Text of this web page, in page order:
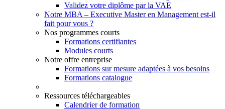
Validez votre diplôme par la VAE
Notre MBA – Executive Master en Management est-il
fait pour vous ?
Nos programmes courts
Formations certifiantes
Modules courts
Notre offre entreprise
Formations sur mesure adaptées à vos besoins
Formations catalogue
Ressources téléchargeables
Calendrier de formation